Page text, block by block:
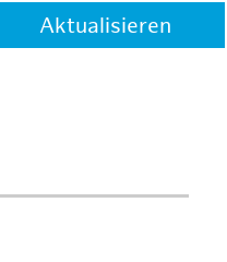
Aktualisieren